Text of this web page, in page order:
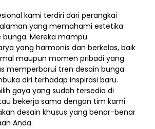
kami terdiri dari perangkai
yang memahami estetika
Mereka mampu
yang harmonis dan berkelas, baik
maupun momen pribadi yang
memperbarui tren desain bunga
diri terhadap inspirasi baru.
gaya yang sudah tersedia di
bekerja sama dengan tim kami
desain khusus yang benar-benar
Anda.